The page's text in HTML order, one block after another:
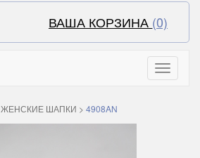
ВАША КОРЗИНА (0)
Toggle
ЖЕНСКИЕ ШАПКИ > 4908AN